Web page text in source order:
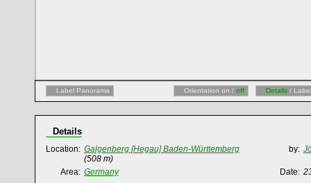
Label Panorama Orientation on / off Details /
Details
Location: Galgenberg [Hegau] Baden-Württemberg
(508 m)
by:
Area: Germany Date: